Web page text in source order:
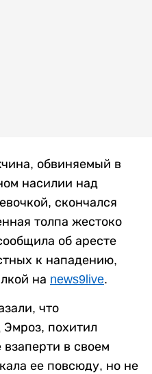
обвиняемый в
насилии над
скончался
толпа жестоко
об аресте
к нападению,
на news9live.
что
похитил
в своем
ее повсюду, но не